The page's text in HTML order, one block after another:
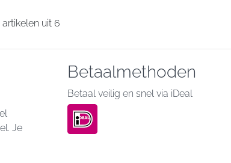
artikelen uit 6
Je
Betaalmethoden
Betaal veilig en snel via iDeal